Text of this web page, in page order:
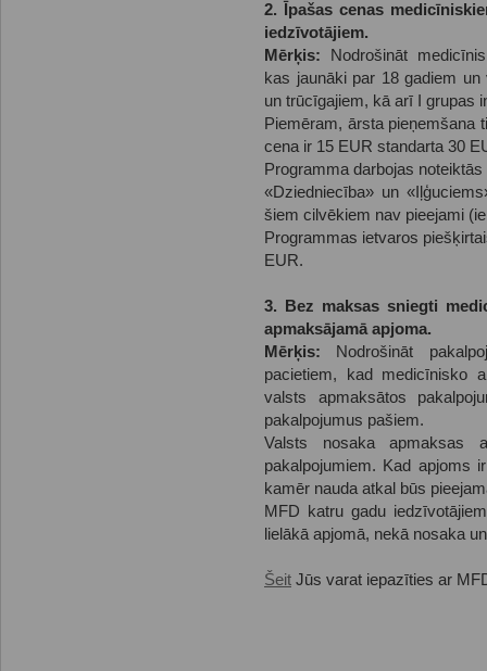
2. Īpašas cenas
iedzīvotājiem.
Mērķis: Nodrošināt
kas jaunāki par 18 gadiem
un trūcīgajiem, kā arī I grupas
Piemēram, ārsta pieņemšana
cena ir 15 EUR standarta 30
Programma darbojas
«Dziedniecība» un
šiem cilvēkiem nav pieejami
Programmas ietvaros
EUR.
3. Bez maksas sniegti
apmaksājamā apjoma.
Mērķis: Nodrošināt
pacietiem, kad medicīnisko
valsts apmaksātos
pakalpojumus pašiem.
Valsts nosaka apmaksas
pakalpojumiem. Kad apjoms
kamēr nauda atkal būs
MFD katru gadu
lielākā apjomā, nekā nosaka
Šeit Jūs varat iepazīties ar